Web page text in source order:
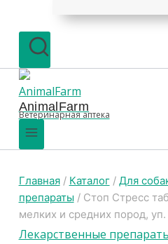
AnimalFarm
Ветеринарная аптека
Главная / Каталог / Для
препараты / Стоп Стресс
мелких и средних пород, уп.
Лекарственные